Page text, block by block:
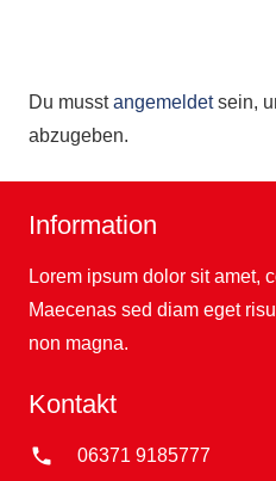
Du musstangemeldetsein,
abzugeben.
Information
Lorem ipsum dolor sit amet,
Maecenas sed diam eget
non magna.
Kontakt
phone 06371 9185777